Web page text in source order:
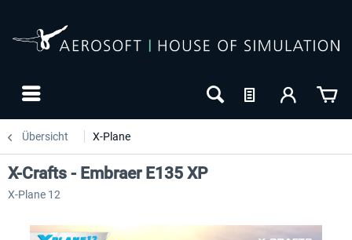
Übersicht X-Plane
X-Crafts - Embraer E135 XP
X-Plane 12